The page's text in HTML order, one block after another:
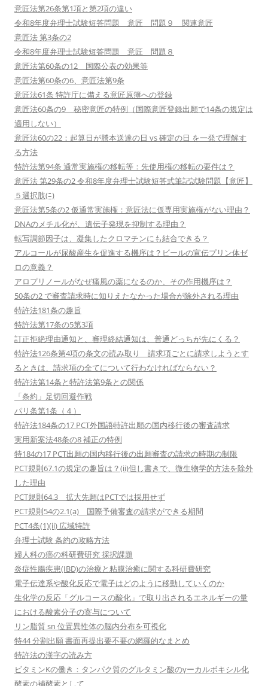
意匠法第26条第1項と第2項の違い
令和8年度弁理士試験短答問題 意匠 問題９ 関連意匠
意匠法 第3条の2
令和8年度弁理士試験短答問題 意匠 問題８
意匠法第60条の12 国際公表の効果等
意匠法第60条の6、意匠法第9条
意匠法61条 特許庁に備える意匠原簿への登録
意匠法60条の9 秘密意匠の特例（国際意匠登録出願で14条の規定は
適用しない）
意匠法60の22：起算日が謄本送達の日 vs 確定の日 を一発で理解す
る方法
特許法第94条 通常実施権の移転等：先使用権の移転の要件は？
意匠法 第29条の2 令和8年度弁理士試験短答式筆記試験問題【意匠】
５選択肢(ﾆ)
意匠法第5条の2 仮通常実施権：意匠法に仮専用実施権がない理由？
DNAのメチル化が、遺伝子発現を抑制する理由？
転写調節因子は、凝集したクロマチンにも結合できる？
アルコールが尿酸産生を促進する機序は？ビールの宣伝プリン体ゼ
ロの意義？
アロプリノールがなぜ痛風の薬になるのか、その作用機序は？
50条の2 で審査請求時に知りえたなかった場合が除外される理由
特許法181条の趣旨
特許法第17条の5第3項
訂正拒絶理由通知と、審理終結通知は、普通どっちが先にくる？
特許法126条第4項の条文の読み取り 請求項ごとに請求しようとす
るときは、請求項の全てについて行わなければならない？
特許法第14条と特許法第9条との関係
「条約」足切回避作戦
パリ条第1条（４）
特許法184条の17 PCT外国語特許出願の国内移行後の審査請求
実用新案法48条の8 補正の特例
特184の17 PCT出願の国内移行後の出願審査の請求の時期の制限
PCT規則67.1の規定の趣旨は？(ii)但し書きで、微生物学的方法を除外
した理由
PCT規則64.3 拡大先願はPCTでは採用せず
PCT規則54の2.1(a) 国際予備審査の請求ができる期間
PCT4条(1)(ii) 広域特許
弁理士試験 条約の攻略方法
婦人科の癌の科研費研究 採択課題
炎症性腸疾患(IBD)の治療と粘膜治癒に関する科研費研究
電子伝達系や酸化反応で電子はどのように移動していくのか
生化学の反応「グルコースの酸化」で取り出されるエネルギーの量
における酸素分子の寄与について
リン脂質 sn 位置異性体の脳内分布を可視化
特44 分割出願 書面再提出要不要の網羅的なまとめ
特許法の漢字の読み方
ビタミンKの働き：タンパク質のグルタミン酸のγーカルボキシル化
酵素の補酵素として